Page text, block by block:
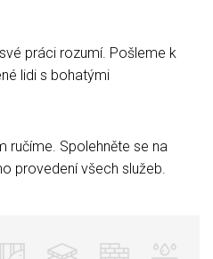
práci rozumí. Pošleme k
lidi s bohatými
ručíme. Spolehněte se na
provedení všech služeb.